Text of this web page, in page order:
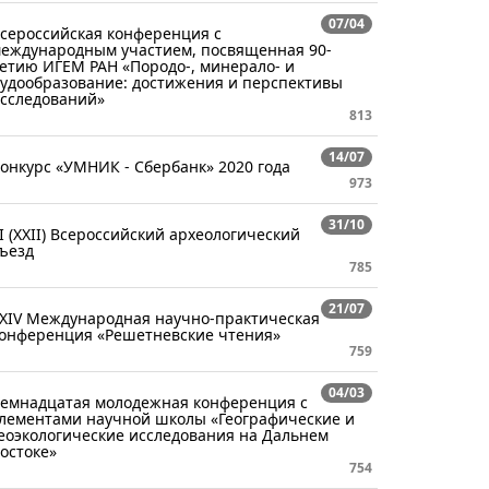
07/04
конференция с
участием, посвященная 90-
ИГЕМ РАН «Породо-, минерало- и
достижения и перспективы
813
14/07
«УМНИК - Сбербанк» 2020 года
973
31/10
(XXII) Всероссийский археологический
785
21/07
Международная научно-практическая
«Решетневские чтения»
759
04/03
молодежная конференция с
научной школы «Географические и
исследования на Дальнем
754